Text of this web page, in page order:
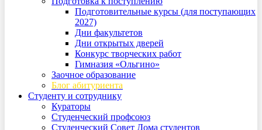
Подготовительные курсы (для поступающих
2027)
Дни факультетов
Дни открытых дверей
Конкурс творческих работ
Гимназия «Ольгино»
Заочное образование
Блог абитуриента
Студенту и сотруднику
Кураторы
Студенческий профсоюз
Студенческий Совет Дома студентов